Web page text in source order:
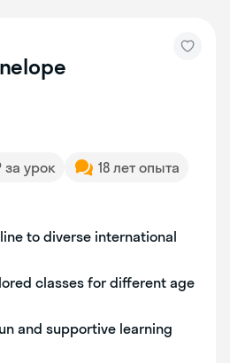
за урок
18 лет опыта
to diverse international
classes for different age
and supportive learning